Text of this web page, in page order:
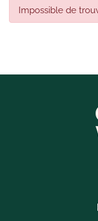
Impossible de